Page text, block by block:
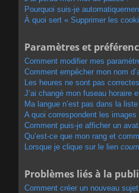
Pourquoi suis-je
À quoi sert « Supprimer les
Paramètres et
Comment modifier mes
Comment empêcher mon nom
Les heures ne sont pas
J’ai changé mon fuseau horaire
Ma langue n’est pas dans la
A quoi correspondent les
Comment puis-je afficher un
Qu’est-ce que mon rang et
Lorsque je clique sur le lien
Problèmes liés à la
Comment créer un nouveau